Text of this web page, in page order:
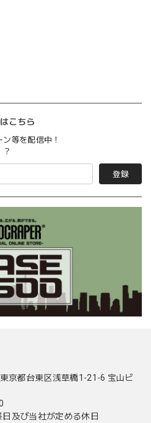
こちら
等を配信中！
登録
京都台東区浅草橋1-21-6 宝山ビ
日及び当社が定める休日